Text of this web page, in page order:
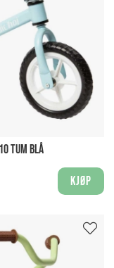
TUM BLÅ
Kjøp